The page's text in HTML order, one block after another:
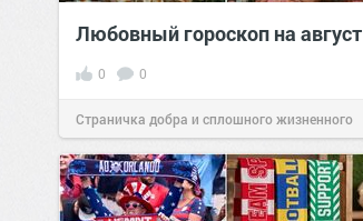
Любовный гороскоп на август
0 0
Страничка добра и сплошного жизненного
позитива!00:29Сегодня